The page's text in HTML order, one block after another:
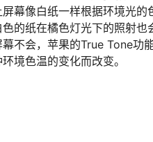
幕像白纸一样根据环境光的
的纸在橘色灯光下的照射也
不会，苹果的True Tone功
境色温的变化而改变。